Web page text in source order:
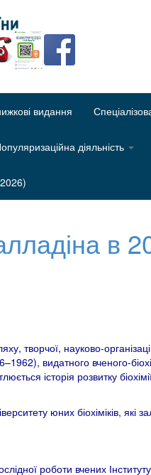
свою мову
видання
діяльність
в
творчої, науково-
видатного вченого-
історія розвитку
юних біохіміків, які
роботи вчених